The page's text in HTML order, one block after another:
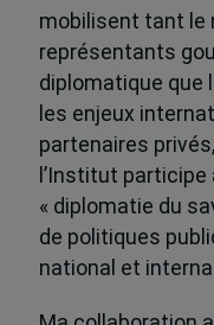
mobilisent tant le
représentants
diplomatique que
les enjeux
partenaires
l’Institut
« diplomatie du
de politiques
national et